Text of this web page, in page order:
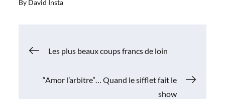
By David Insta
Navigation
de
Les plus beaux coups francs de loin
“Amor l’arbitre”… Quand le sifflet fait le
show